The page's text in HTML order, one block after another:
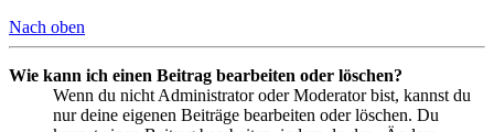
Nach oben
Wie kann ich einen Beitrag bearbeiten oder löschen?
Wenn du nicht Administrator oder Moderator bist, kannst du
nur deine eigenen Beiträge bearbeiten oder löschen. Du